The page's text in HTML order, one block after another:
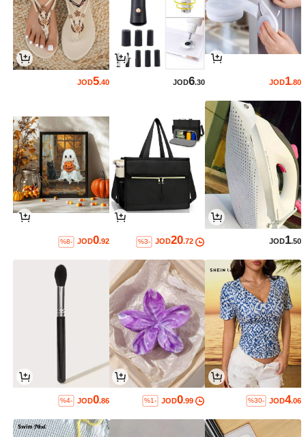
JOD1.80
JOD6.30
JOD5.40
JOD1.50
JOD20.72
%3-
JOD0.92
%8-
JOD4.06
%30-
JOD0.99
%1-
JOD0.86
%4-